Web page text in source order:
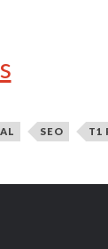
SEO T1